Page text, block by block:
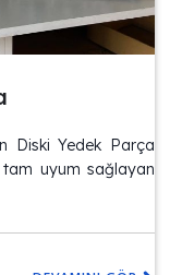
Diski Yedek Parça
tam uyum sağlayan